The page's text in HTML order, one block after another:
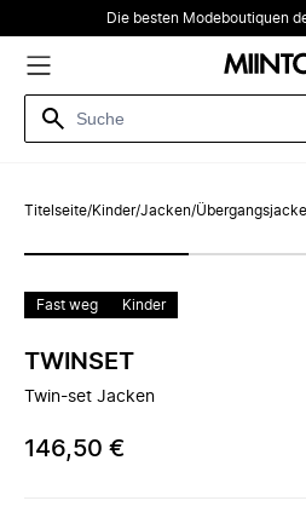
Die besten Modeboutiquen
Titelseite/Kinder/Jacken/
Fast weg Kinder
TWINSET
Twin-set Jacken
146,50 €